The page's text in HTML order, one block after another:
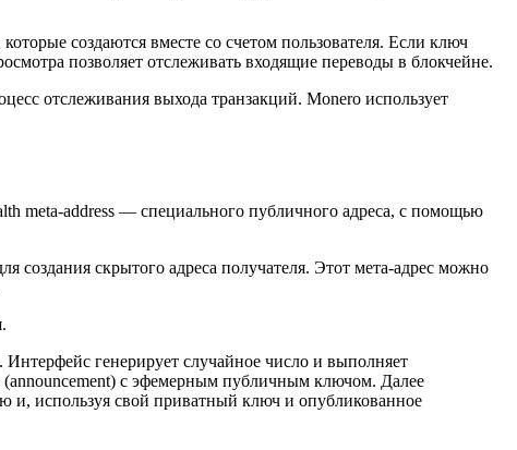
создаются вместе со счетом пользователя. Если ключ
позволяет отслеживать входящие переводы в блокчейне.
отслеживания выхода транзакций. Monero использует
meta-address — специального публичного адреса, с помощью
создания скрытого адреса получателя. Этот мета-адрес можно
генерирует случайное число и выполняет
(announcement) с эфемерным публичным ключом. Далее
и, используя свой приватный ключ и опубликованное